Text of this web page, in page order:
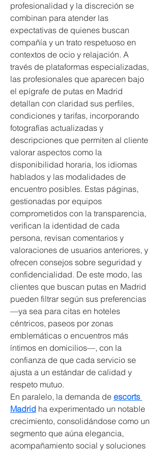
profesionalidad y la discreción se
combinan para atender las
expectativas de quienes buscan
compañía y un trato respetuoso en
contextos de ocio y relajación. A
través de plataformas especializadas,
las profesionales que aparecen bajo
el epígrafe de putas en Madrid
detallan con claridad sus perfiles,
condiciones y tarifas, incorporando
fotografías actualizadas y
descripciones que permiten al cliente
valorar aspectos como la
disponibilidad horaria, los idiomas
hablados y las modalidades de
encuentro posibles. Estas páginas,
gestionadas por equipos
comprometidos con la transparencia,
verifican la identidad de cada
persona, revisan comentarios y
valoraciones de usuarios anteriores, y
ofrecen consejos sobre seguridad y
confidencialidad. De este modo, las
clientes que buscan putas en Madrid
pueden filtrar según sus preferencias
—ya sea para citas en hoteles
céntricos, paseos por zonas
emblemáticas o encuentros más
íntimos en domicilios—, con la
confianza de que cada servicio se
ajusta a un estándar de calidad y
respeto mutuo.
En paralelo, la demanda de escorts
Madrid ha experimentado un notable
crecimiento, consolidándose como un
segmento que aúna elegancia,
acompañamiento social y soluciones